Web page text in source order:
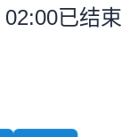
已结束